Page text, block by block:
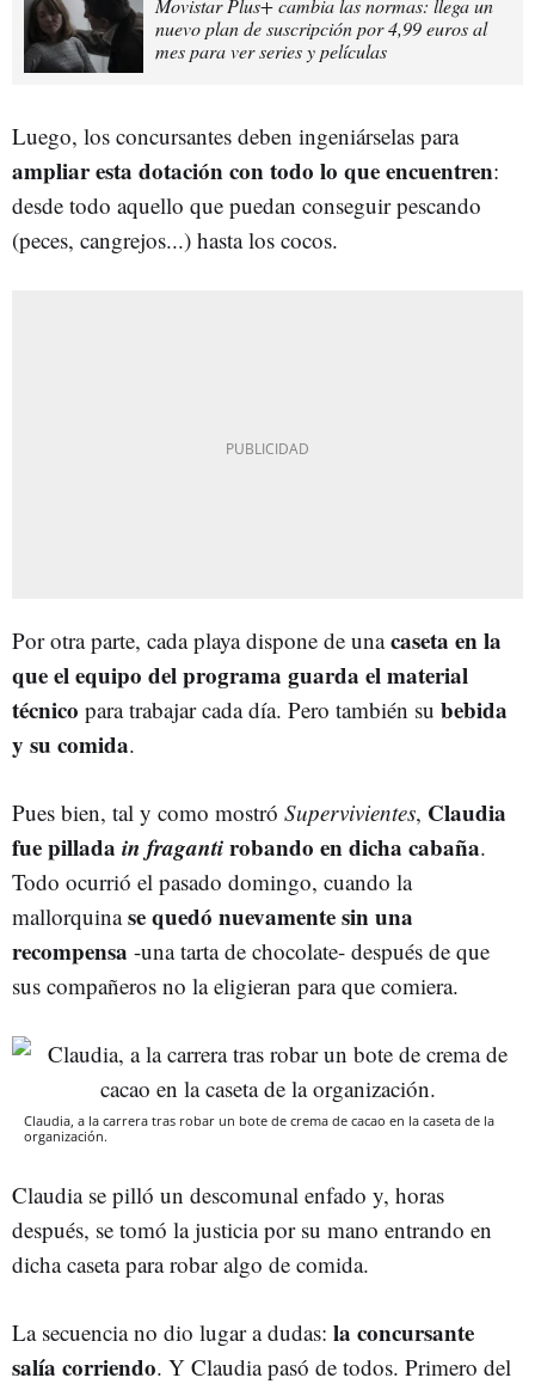
Movistar Plus+ cambia las normas: llega un
nuevo plan de suscripción por 4,99 euros al
mes para ver series y películas
Luego, los concursantes deben ingeniárselas para
ampliar esta dotación con todo lo que encuentren:
desde todo aquello que puedan conseguir pescando
(peces, cangrejos...) hasta los cocos.
Por otra parte, cada playa dispone de unacaseta en la
que el equipo del programa guarda el material
técnico para trabajar cada día. Pero también su bebida
y su comida.
Pues bien, tal y como mostró Supervivientes, Claudia
fue pillada in fragantirobando en dicha cabaña.
Todo ocurrió el pasado domingo, cuando la
mallorquinase quedó nuevamente sin una
recompensa -una tarta de chocolate- después de que
sus compañeros no la eligieran para que comiera.
Claudia, a la carrera tras robar un bote de crema de cacao en la caseta de la
organización.
Claudia se pilló un descomunal enfado y, horas
después, se tomó la justicia por su mano entrando en
dicha caseta para robar algo de comida.
La secuencia no dio lugar a dudas: la concursante
salía corriendo. Y Claudia pasó de todos. Primero del